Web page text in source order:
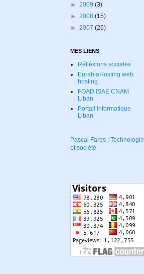
► 2009 (3)
► 2008 (15)
► 2007 (26)
MES LIENS
Réfléxions sociales
EurabiaHosting web
hosting
FOAD ISAE CNAM
Liban
Portail Informatique
Liban
Pascal Fares : Technologie
et société